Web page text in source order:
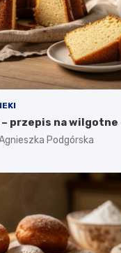
przepis na
Podgórska